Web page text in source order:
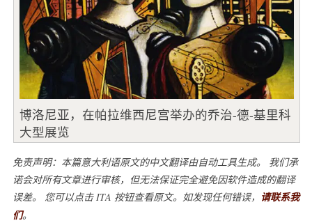
博洛尼亚，在帕拉维西尼宫举办的乔治-德-基里科
大型展览
免责声明：本篇意大利语原文的中文翻译由自动工具生成。 我们承
诺会对所有文章进行审核，但无法保证完全避免因软件造成的翻译
误差。 您可以点击 ITA 按钮查看原文。如发现任何错误， 请联系我
们。